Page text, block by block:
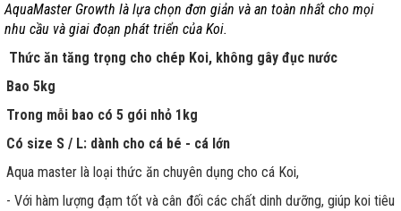
AquaMaster Growth là lựa chọn đơn giản và an toàn nhất cho mọi
nhu cầu và giai đoạn phát triển của Koi.
Thức ăn tăng trọng cho chép Koi, không gây đục nước
Bao 5kg
Trong mỗi bao có 5 gói nhỏ 1kg
Có size S / L: dành cho cá bé - cá lớn
Aqua master là loại thức ăn chuyên dụng cho cá Koi,
- Với hàm lượng đạm tốt và cân đối các chất dinh dưỡng, giúp koi tiêu